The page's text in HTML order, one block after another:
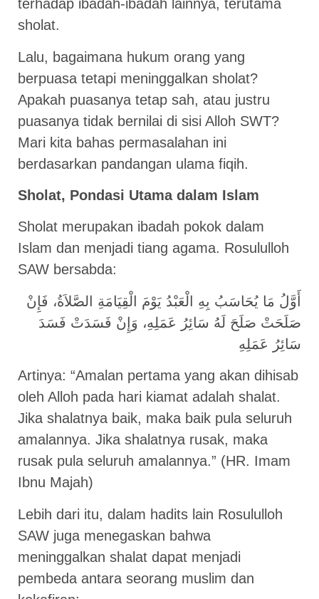
terhadap ibadah-ibadah lainnya, terutama
sholat.
Lalu, bagaimana hukum orang yang
berpuasa tetapi meninggalkan sholat?
Apakah puasanya tetap sah, atau justru
puasanya tidak bernilai di sisi Alloh SWT?
Mari kita bahas permasalahan ini
berdasarkan pandangan ulama fiqih.
Sholat, Pondasi Utama dalam Islam
Sholat merupakan ibadah pokok dalam
Islam dan menjadi tiang agama. Rosululloh
SAW bersabda:
أَوَّلُ مَا يُحَاسَبُ بِهِ الْعَبْدُ يَوْمَ الْقِيَامَةِ الصَّلاَةُ، فَإِنْ
صَلَحَتْ صَلَحَ لَهُ سَائِرُ عَمَلِهِ، وَإِنْ فَسَدَتْ فَسَدَ
سَائِرُ عَمَلِهِ
Artinya: “Amalan pertama yang akan dihisab
oleh Alloh pada hari kiamat adalah shalat.
Jika shalatnya baik, maka baik pula seluruh
amalannya. Jika shalatnya rusak, maka
rusak pula seluruh amalannya.” (HR. Imam
Ibnu Majah)
Lebih dari itu, dalam hadits lain Rosululloh
SAW juga menegaskan bahwa
meninggalkan shalat dapat menjadi
pembeda antara seorang muslim dan